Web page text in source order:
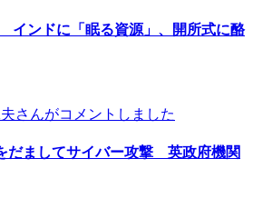
ンドに「眠る資源」、開所式に酪
さんがコメントしました
だましてサイバー攻撃 英政府機関